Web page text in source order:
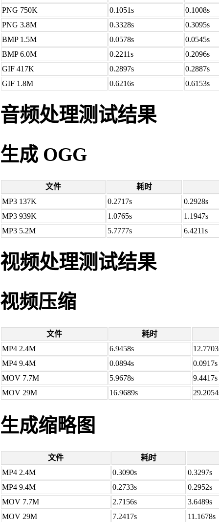
PNG 750K
0.1051s
0.1008s
PNG 3.8M
0.3328s
0.3095s
BMP 1.5M
0.0578s
0.0545s
BMP 6.0M
0.2211s
0.2096s
GIF 417K
0.2897s
0.2887s
GIF 1.8M
0.6216s 0.6153s
音频处理测试结果
生成 OGG
文件
耗时
MP3 137K
0.2717s
0.2928s
MP3 939K
1.0765s
1.1947s
MP3 5.2M
5.7777s 6.4211s
视频处理测试结果
视频压缩
文件
耗时
MP4 2.4M
6.9458s
MP4 9.4M
0.0894s
0.0917s
MOV 7.7M
5.9678s
9.4417s
MOV 29M
16.9689s
生成缩略图
文件
耗时
MP4 2.4M
0.3090s
0.3297s
MP4 9.4M
0.2733s
0.2952s
MOV 7.7M
2.7156s
3.6489s
MOV 29M
7.2417s 11.1678s